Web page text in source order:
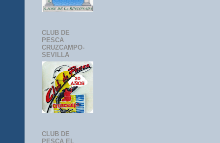
CLUB DE
PESCA
CRUZCAMPO-
SEVILLA
CLUB DE
PESCA EL